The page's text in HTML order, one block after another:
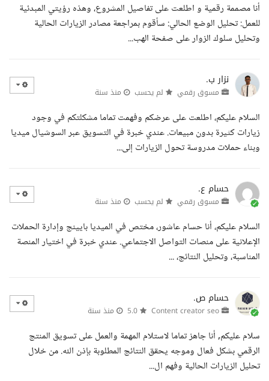
أنا مصممة رقمية و اطلعت على تفاصيل المشروع، وهذه رؤيتي المبدئية
للعمل: تحليل الوضع الحالي: سأقوم بمراجعة مصادر الزيارات الحالية
وتحليل سلوك الزوار على صفحة الهب...
نزار ب.
مسوق رقمي لم يحسب منذ سنة
السلام عليكم، اطلعت على عرضكم وفهمت تماما مشكلتكم في وجود
زيارات كثيرة بدون مبيعات. عندي خبرة في التسويق عبر السوشيال ميديا
وبناء حملات مدروسة تحول الزيارات إلى...
حسام ع.
مسوق رقمي لم يحسب منذ سنة
السلام عليكم، أنا حسام عاشور، مختص في الميديا بايينج وإدارة الحملات
الإعلانية على منصات التواصل الاجتماعي. عندي خبرة في اختيار المنصة
المناسبة، وتحليل النتائج، ...
حسام ص.
منذ سنة
سلام عليكم, أنا جاهز تماما لاستلام المهمة والعمل على تسويق المنتج
الرقمي بشكل فعال وموجه يحقق النتائج المطلوبة بإذن الله. من خلال
تحليل الزيارات الحالية وفهم ال...